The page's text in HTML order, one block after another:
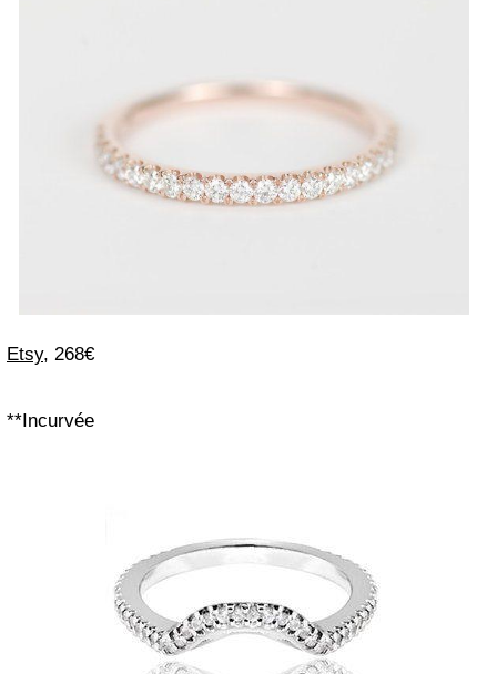
Etsy, 268€
**Incurvée